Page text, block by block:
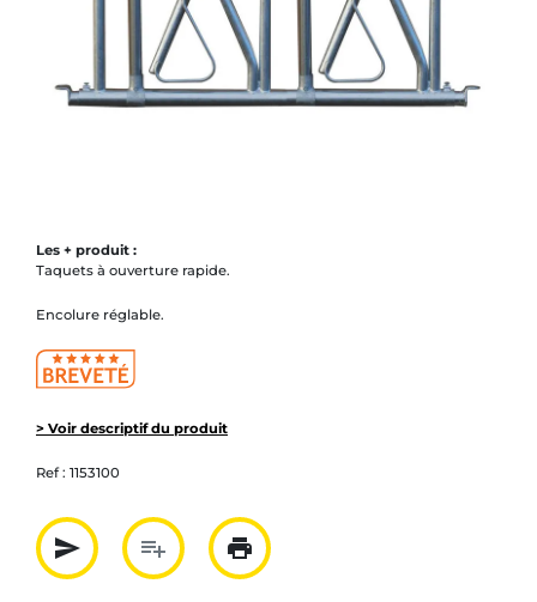
Les + produit :
Taquets à ouverture rapide.
Encolure réglable.
> Voir descriptif du produit
Ref : 1153100
send
Partager par mail
playlist_add
Ajouter à la liste
print
Imprimer